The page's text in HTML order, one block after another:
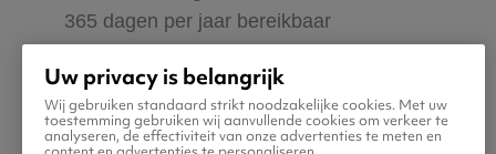
365 dagen per jaar bereikbaar
Zeker van veilig boeken en betalen
Boek ook direct een hotel of huurauto voor
Uw privacy is belangrijk
Wij gebruiken standaard strikt noodzakelijke cookies. Met uw
toestemming gebruiken wij aanvullende cookies om verkeer te
analyseren, de effectiviteit van onze advertenties te meten en